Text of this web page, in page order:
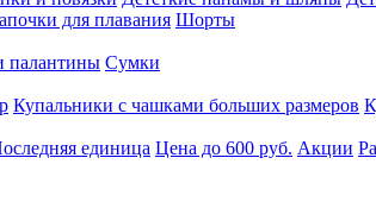
для плавания Шорты
палантины Сумки
Купальники с чашками больших размеров
единица Цена до 600 руб. Акции